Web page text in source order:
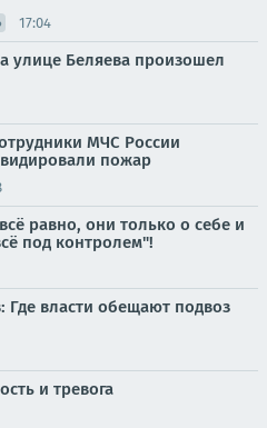
17:04
улице Беляева произошел
МЧС России
пожар
равно, они только о себе и
под контролем"!
Где власти обещают подвоз
и тревога